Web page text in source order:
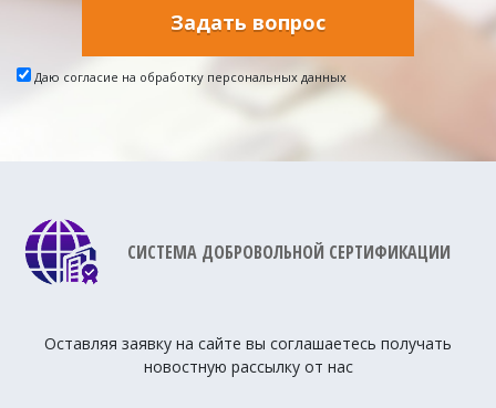
Задать вопрос
Даю согласие на обработку персональных данных
СИСТЕМА ДОБРОВОЛЬНОЙ СЕРТИФИКАЦИИ
Оставляя заявку на сайте вы соглашаетесь получать
новостную рассылку от нас